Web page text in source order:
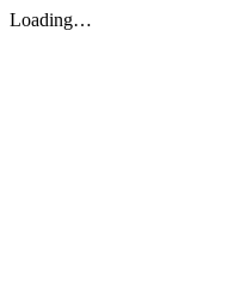
Loading…